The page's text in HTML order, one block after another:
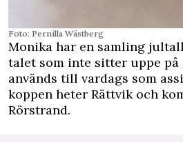
Foto: Pernilla Wästberg
Monika har en samling
talet som inte sitter uppe på
används till vardags som
koppen heter Rättvik och
Rörstrand.